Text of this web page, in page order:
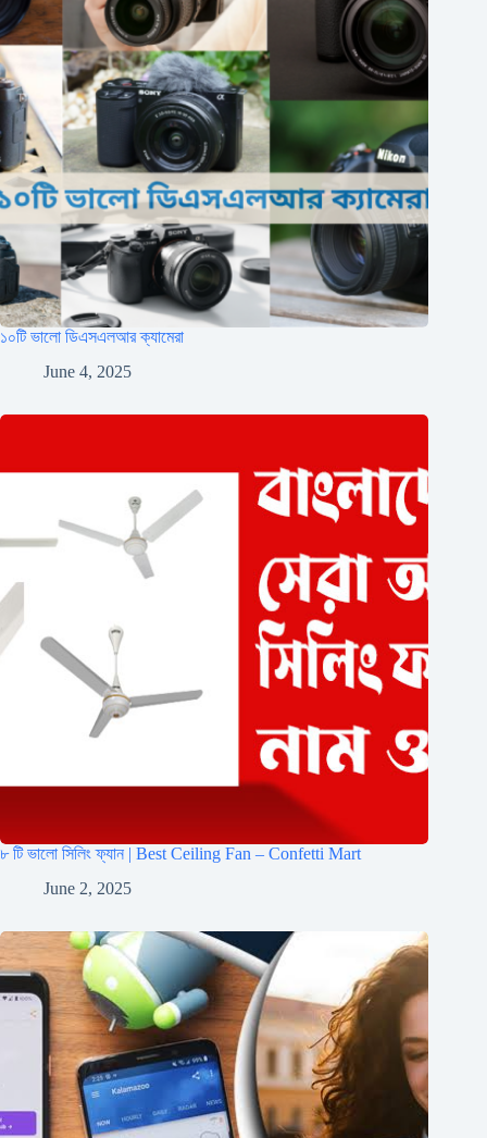
১০টি ভালো ডিএসএলআর ক্যামেরা
June 4, 2025
৮ টি ভালো সিলিং ফ্যান | Best Ceiling Fan – Confetti Mart
June 2, 2025